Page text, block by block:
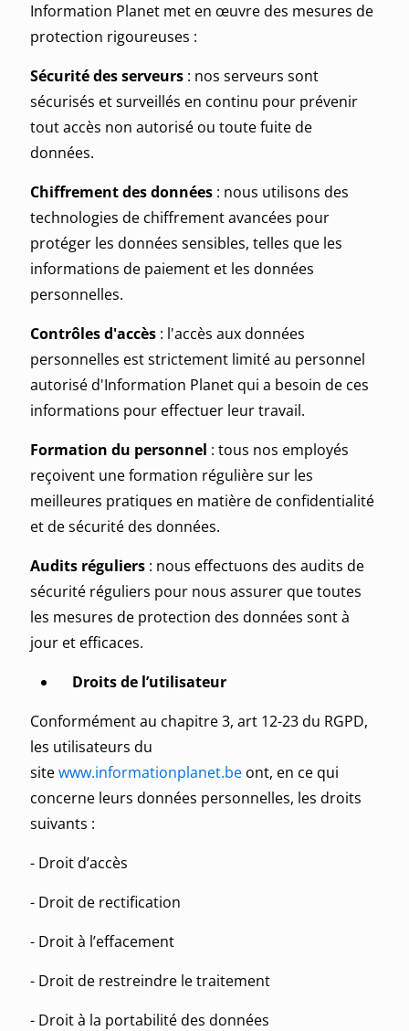
Information Planet met en œuvre des mesures de
protection rigoureuses :
Sécurité des serveurs : nos serveurs sont
sécurisés et surveillés en continu pour prévenir
tout accès non autorisé ou toute fuite de
données.
Chiffrement des données : nous utilisons des
technologies de chiffrement avancées pour
protéger les données sensibles, telles que les
informations de paiement et les données
personnelles.
Contrôles d'accès : l'accès aux données
personnelles est strictement limité au personnel
autorisé d'Information Planet qui a besoin de ces
informations pour effectuer leur travail.
Formation du personnel : tous nos employés
reçoivent une formation régulière sur les
meilleures pratiques en matière de confidentialité
et de sécurité des données.
Audits réguliers : nous effectuons des audits de
sécurité réguliers pour nous assurer que toutes
les mesures de protection des données sont à
jour et efficaces.
Droits de l’utilisateur
Conformément au chapitre 3, art 12-23 du RGPD,
les utilisateurs du
sitewww.informationplanet.be ont, en ce qui
concerne leurs données personnelles, les droits
suivants :
- Droit d’accès
- Droit de rectification
- Droit à l’effacement
- Droit de restreindre le traitement
- Droit à la portabilité des données